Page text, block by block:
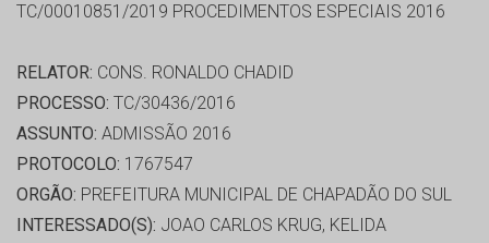
TC/00010851/2019 PROCEDIMENTOS ESPECIAIS 2016
RELATOR: CONS. RONALDO CHADID
PROCESSO: TC/30436/2016
ASSUNTO: ADMISSÃO 2016
PROTOCOLO: 1767547
ORGÃO: PREFEITURA MUNICIPAL DE CHAPADÃO DO SUL
INTERESSADO(S): JOAO CARLOS KRUG, KELIDA